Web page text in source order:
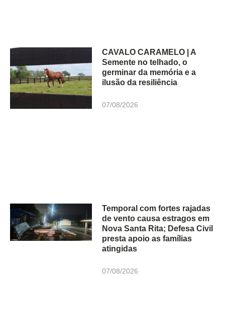
CAVALO CARAMELO | A
Semente no telhado, o
germinar da memória e a
ilusão da resiliência
07/08/2026
Temporal com fortes rajadas
de vento causa estragos em
Nova Santa Rita; Defesa Civil
presta apoio as famílias
atingidas
07/08/2026